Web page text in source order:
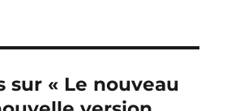
sur « Le nouveau